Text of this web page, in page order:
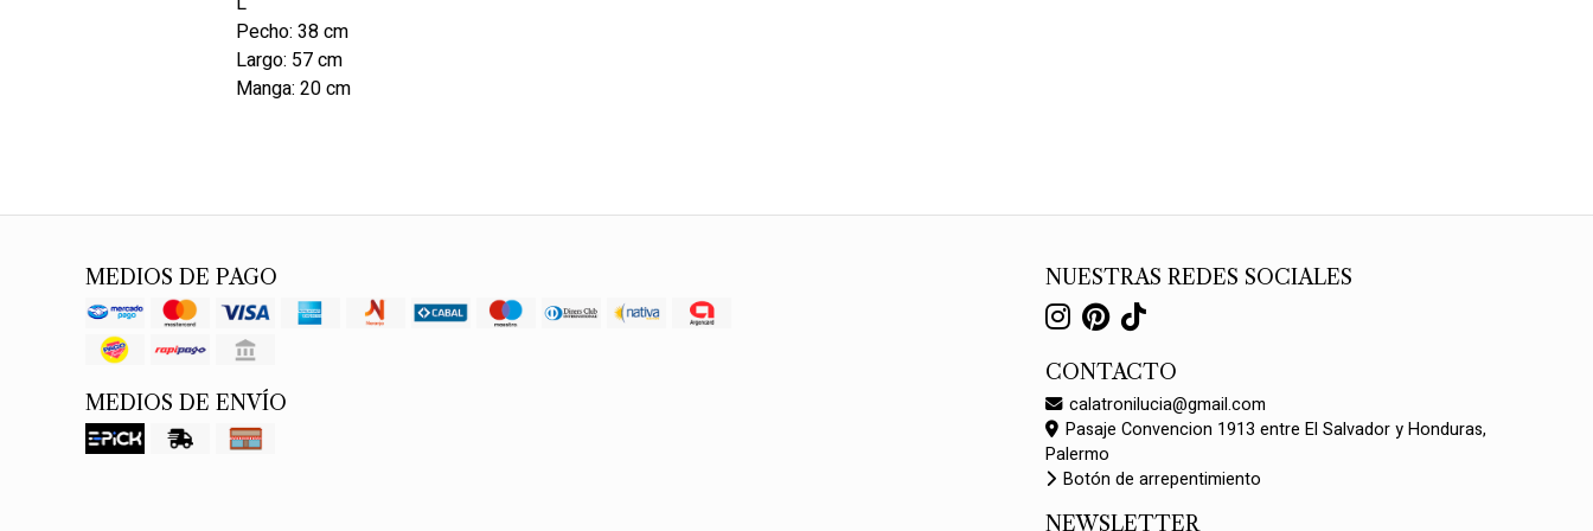
Pecho: 38 cm
Largo: 57 cm
Manga: 20 cm
MEDIOS DE PAGO
MEDIOS DE ENVÍO
NUESTRAS REDES SOCIALES
CONTACTO
calatronilucia@gmail.com
Pasaje Convencion 1913 entre El Salvador y Honduras,
Palermo
Botón de arrepentimiento
NEWSLETTER